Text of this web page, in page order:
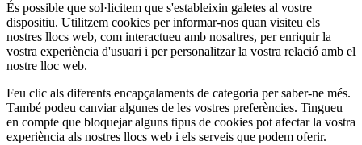
És possible que sol·licitem que s'estableixin galetes al vostre
dispositiu. Utilitzem cookies per informar-nos quan visiteu els
nostres llocs web, com interactueu amb nosaltres, per enriquir la
vostra experiència d'usuari i per personalitzar la vostra relació amb el
nostre lloc web.
Feu clic als diferents encapçalaments de categoria per saber-ne més.
També podeu canviar algunes de les vostres preferències. Tingueu
en compte que bloquejar alguns tipus de cookies pot afectar la vostra
experiència als nostres llocs web i els serveis que podem oferir.